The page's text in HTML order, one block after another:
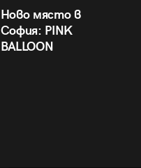
Ново място в
София: PINK
BALLOON